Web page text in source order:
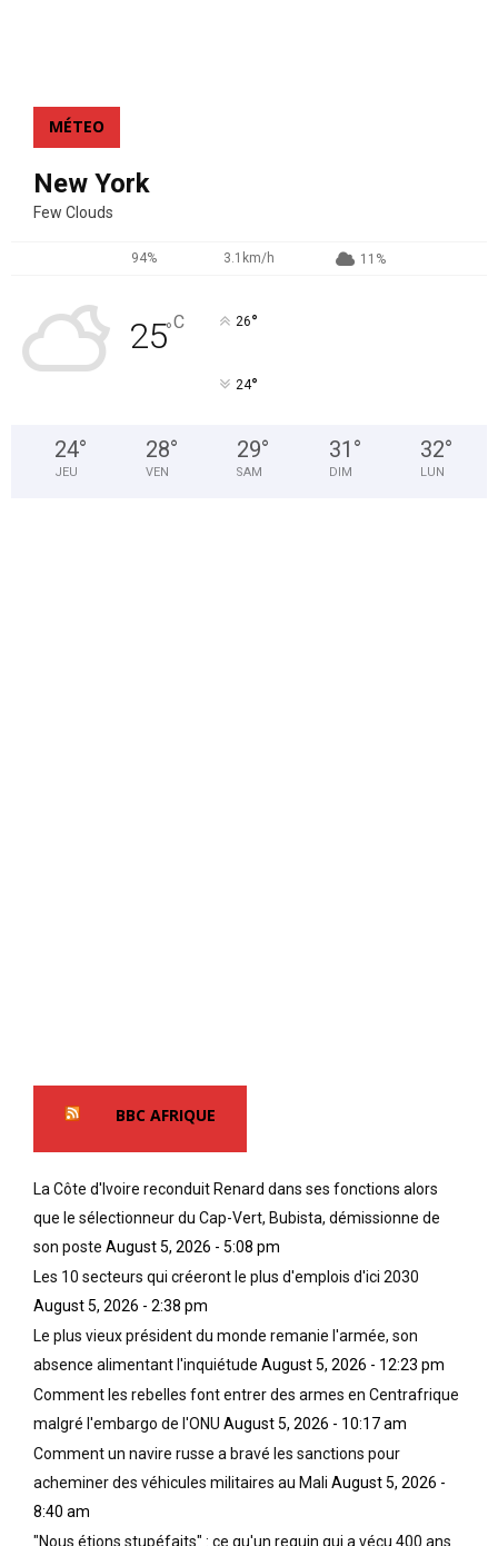
MÉTEO
New York
Few Clouds
94% 3.1km/h 11%
25°C 26°
24°
24°
JEU
28°
VEN
29°
SAM
31 °
DIM
32°
LUN
BBC AFRIQUE
La Côte d'Ivoire reconduit Renard dans ses fonctions alors
que le sélectionneur du Cap-Vert, Bubista, démissionne de
son poste August 5, 2026 - 5:08 pm
Les 10 secteurs qui créeront le plus d'emplois d'ici 2030
August 5, 2026 - 2:38 pm
Le plus vieux président du monde remanie l'armée, son
absence alimentant l'inquiétude August 5, 2026 - 12:23 pm
Comment les rebelles font entrer des armes en Centrafrique
malgré l'embargo de l'ONU August 5, 2026 - 10:17 am
Comment un navire russe a bravé les sanctions pour
acheminer des véhicules militaires au Mali August 5, 2026 -
8:40 am
"Nous étions stupéfaits" : ce qu'un requin qui a vécu 400 ans